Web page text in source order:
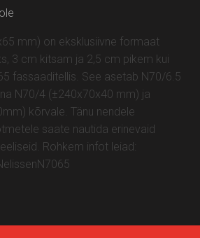
mm) on eksklusiivne formaat
3 cm kitsam ja 2,5 cm pikem kui
fassaaditellis. See asetab N70/6.5
N70/4 (±240x70x40 mm) ja
kõrvale. Tänu nendele
saate nautida erinevaid
Rohkem infot leiad: